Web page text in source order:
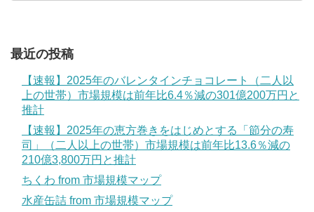
最近の投稿
【速報】2025年のバレンタインチョコレート（二人以
上の世帯）市場規模は前年比6.4％減の301億200万円と
推計
【速報】2025年の恵方巻きをはじめとする「節分の寿
司」（二人以上の世帯）市場規模は前年比13.6％減の
210億3,800万円と推計
ちくわ from 市場規模マップ
水産缶詰 from 市場規模マップ